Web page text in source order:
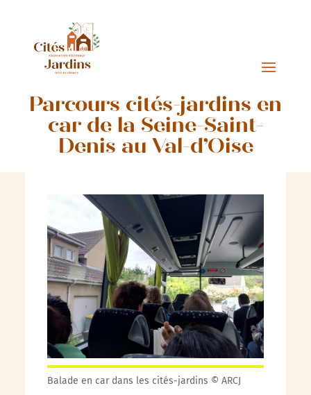
Parcours cités-jardins en
car de la Seine-Saint-
Denis au Val-d’Oise
Balade en car dans les cités-jardins © ARCJ